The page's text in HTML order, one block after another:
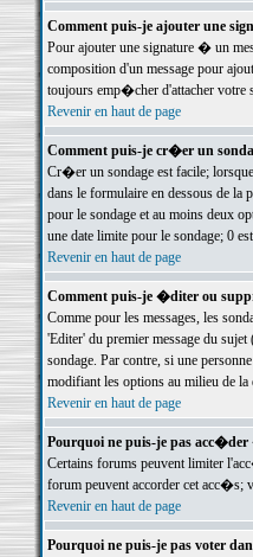
Comment puis-je ajouter une
Pour ajouter une signature � un
composition d'un message pour
toujours emp�cher d'attacher votre
Revenir en haut de page
Comment puis-je cr�er un
Cr�er un sondage est facile;
dans le formulaire en dessous de la
pour le sondage et au moins deux
une date limite pour le sondage; 0
Revenir en haut de page
Comment puis-je �diter ou
Comme pour les messages, les
'Editer' du premier message du
sondage. Par contre, si une
modifiant les options au milieu de
Revenir en haut de page
Pourquoi ne puis-je pas
Certains forums peuvent limiter
forum peuvent accorder cet acc�s;
Revenir en haut de page
Pourquoi ne puis-je pas voter